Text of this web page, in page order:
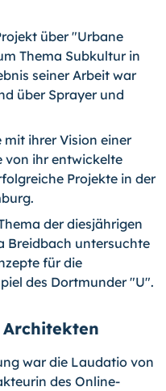
über "Urbane
Thema Subkultur in
seiner Arbeit war
über Sprayer und
ihrer Vision einer
von ihr entwickelte
Projekte in der
der diesjährigen
Breidbach untersuchte
für die
des Dortmunder "U".
war die Laudatio von
des Online-